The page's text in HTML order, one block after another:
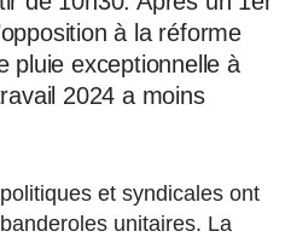
à la réforme
pluie exceptionnelle à
2024 a moins
et syndicales ont
unitaires. La